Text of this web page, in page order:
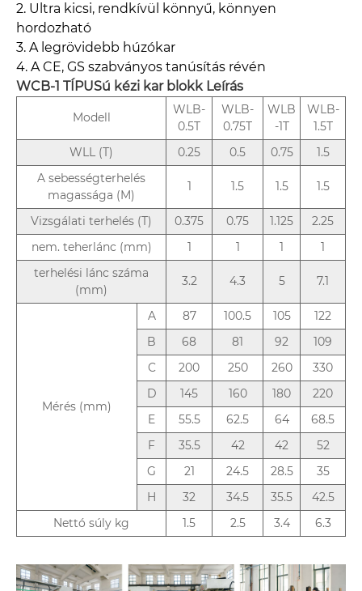
2. Ultra kicsi, rendkívül könnyű, könnyen
hordozható
3. A legrövidebb húzókar
4. A CE, GS szabványos tanúsítás révén
WCB-1 TÍPUSú kézi kar blokk Leírás
Modell
WLB-
0.5T
WLB-
0.75T
WLB
-1T
WLB-
1.5T
WLL (T)
0.25 0.5 0.75
1.5
A sebességterhelés
magassága (M)
1 1.5 1.5 1.5
Vizsgálati terhelés (T) 0.375 0.75 1.125
2.25
nem. teherlánc (mm)
1 1 1
1
terhelési lánc száma
(mm)
3.2 4.3 5 7.1
Mérés (mm)
A 87 100.5 105
122
B
68 81 92
109
C
200 250 260
330
D
145 160 180
220
E
55.5 62.5 64
68.5
F
35.5 42 42
52
G
21 24.5 28.5
35
H
32 34.5 35.5
42.5
Nettó súly kg
1.5 2.5 3.4 6.3